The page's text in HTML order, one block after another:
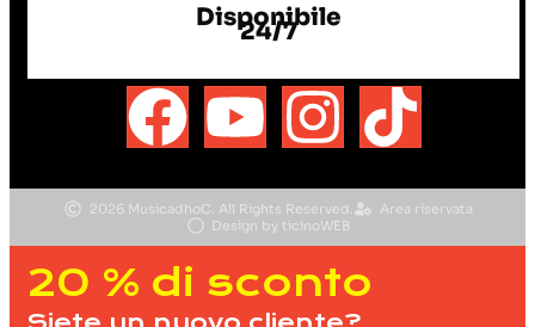
Disponibile
24/7
2026 MusicadhoC. All Rights Reserved.
Area riservata
Design by ticinoWEB
20 % di sconto